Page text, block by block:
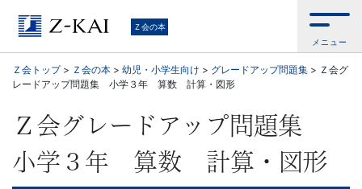
学
習
参
考
書
Ｚ会の本
メニュー
Ｚ会トップ> Ｚ会の本 > 幼児・小学生向け > グレードアップ問題集 > Ｚ会グ
レードアップ問題集 小学３年 算数 計算・図形
Ｚ会グレードアップ問題集
小学３年 算数 計算・図形